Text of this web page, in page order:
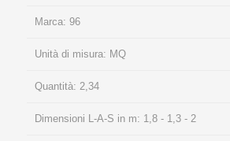
Marca: 96
Unità di misura: MQ
Quantità: 2,34
Dimensioni L-A-S in m: 1,8 - 1,3 - 2